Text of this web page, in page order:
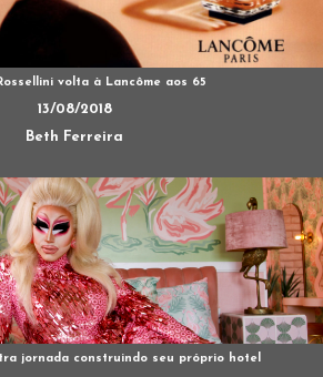
volta à Lancôme aos 65
13/08/2018
Beth Ferreira
jornada construindo seu próprio hotel